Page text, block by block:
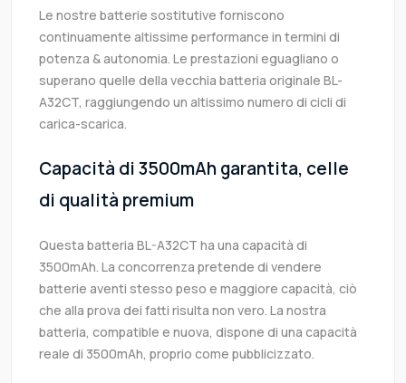
Le nostre batterie sostitutive forniscono
continuamente altissime performance in termini di
potenza & autonomia. Le prestazioni eguagliano o
superano quelle della vecchia batteria originale BL-
A32CT, raggiungendo un altissimo numero di cicli di
carica-scarica.
Capacità di 3500mAh garantita, celle
di qualità premium
Questa batteria BL-A32CT ha una capacità di
3500mAh. La concorrenza pretende di vendere
batterie aventi stesso peso e maggiore capacità, ciò
che alla prova dei fatti risulta non vero. La nostra
batteria, compatible e nuova, dispone di una capacità
reale di 3500mAh, proprio come pubblicizzato.